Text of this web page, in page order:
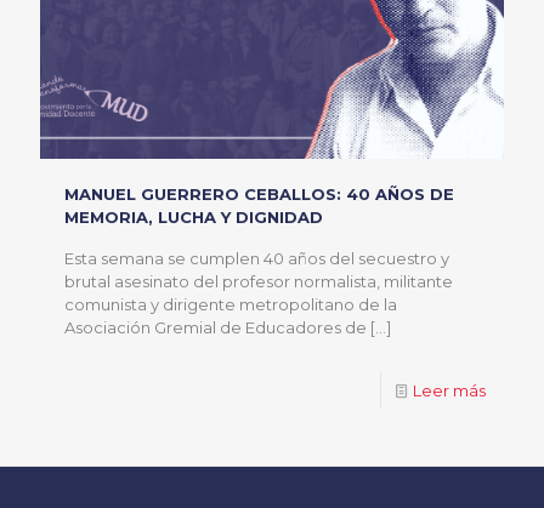
MANUEL GUERRERO CEBALLOS: 40 AÑOS DE
MEMORIA, LUCHA Y DIGNIDAD
Esta semana se cumplen 40 años del secuestro y
brutal asesinato del profesor normalista, militante
comunista y dirigente metropolitano de la
Asociación Gremial de Educadores de […]
Leer más